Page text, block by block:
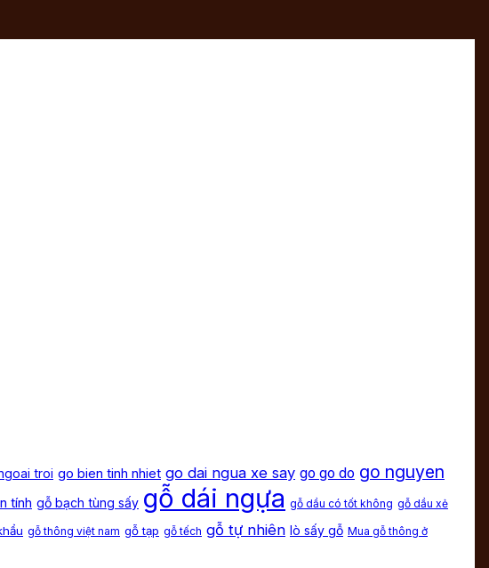
troi go bien tinh nhiet go dai ngua xe say go go do go nguyen
tính gỗ bạch tùng sấy gỗ dái ngựa gỗ dầu có tốt không gỗ dầu xẻ
gỗ thông việt nam gỗ tạp gỗ tếch gỗ tự nhiên lò sấy gỗ Mua gỗ thông ở